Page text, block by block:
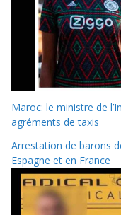
Maroc: le ministre de
agréments de taxis
Arrestation de barons
Espagne et en France